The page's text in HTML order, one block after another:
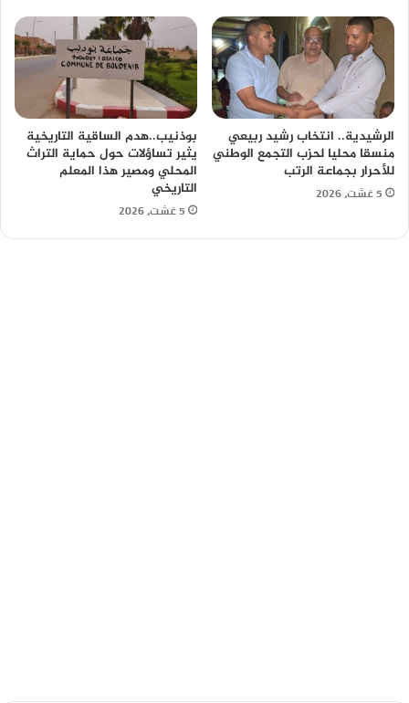
الرشيدية.. انتخاب رشيد ربيعي
منسقا محليا لحزب التجمع الوطني
للأحرار بجماعة الرتب
5 غشت، 2026
بوذنيب..هدم الساقية التاريخية
يثير تساؤلات حول حماية التراث
المحلي ومصير هذا المعلم
التاريخي
5 غشت، 2026